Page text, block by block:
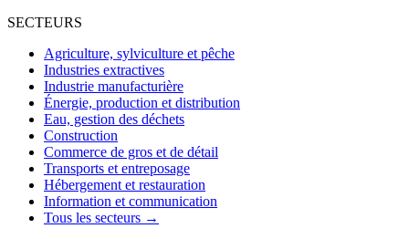
SECTEURS
Agriculture, sylviculture et pêche
Industries extractives
Industrie manufacturière
Énergie, production et distribution
Eau, gestion des déchets
Construction
Commerce de gros et de détail
Transports et entreposage
Hébergement et restauration
Information et communication
Tous les secteurs →